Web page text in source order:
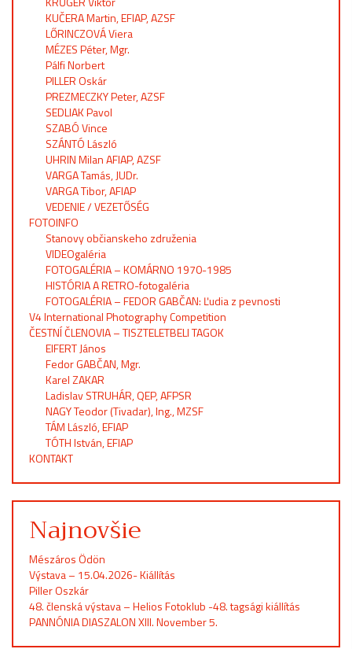
KUČERA Martin, EFIAP, AZSF
LŐRINCZOVÁ Viera
MÉZES Péter, Mgr.
Pálfi Norbert
PILLER Oskár
PREZMECZKY Peter, AZSF
SEDLIAK Pavol
SZABÓ Vince
SZÁNTÓ László
UHRIN Milan AFIAP, AZSF
VARGA Tamás, JUDr.
VARGA Tibor, AFIAP
VEDENIE / VEZETŐSÉG
FOTOINFO
Stanovy občianskeho združenia
VIDEOgaléria
FOTOGALÉRIA – KOMÁRNO 1970-1985
HISTÓRIA A RETRO-fotogaléria
FOTOGALÉRIA – FEDOR GABČAN: Ľudia z pevnosti
V4 International Photography Competition
ČESTNÍ ČLENOVIA – TISZTELETBELI TAGOK
EIFERT János
Fedor GABČAN, Mgr.
Karel ZAKAR
Ladislav STRUHÁR, QEP, AFPSR
NAGY Teodor (Tivadar), Ing., MZSF
TÁM László, EFIAP
TÓTH István, EFIAP
KONTAKT
Najnovšie
Mészáros Ödön
Výstava – 15.04.2026- Kiállítás
Piller Oszkár
48. členská výstava – Helios Fotoklub -48. tagsági kiállítás
PANNÓNIA DIASZALON XIII. November 5.